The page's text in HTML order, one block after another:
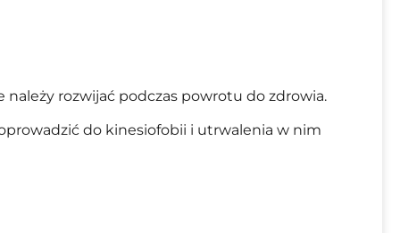
rozwijać podczas powrotu do zdrowia.
do kinesiofobii i utrwalenia w nim